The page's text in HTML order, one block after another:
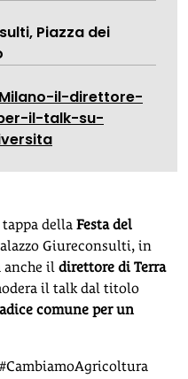
Piazza dei
il-direttore-
il-talk-su-
della Festa del
Giureconsulti, in
anche il direttore di Terra
il talk dal titolo
comune per un